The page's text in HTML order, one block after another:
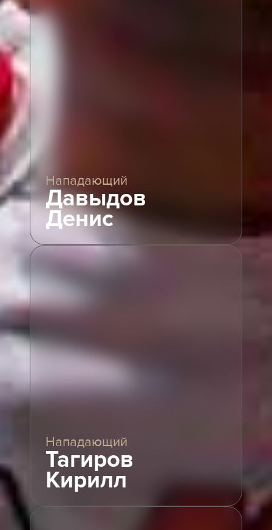
Нападающий
Давыдов
Денис
Нападающий
Тагиров
Кирилл